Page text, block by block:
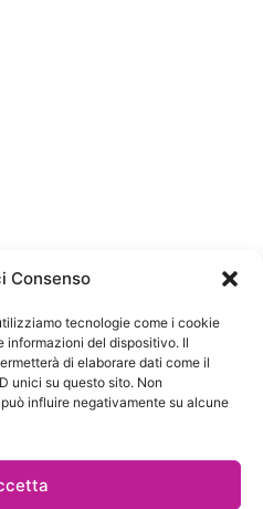
Consenso
tecnologie come i cookie
informazioni del dispositivo. Il
di elaborare dati come il
unici su questo sito. Non
influire negativamente su alcune
generali
& Policy